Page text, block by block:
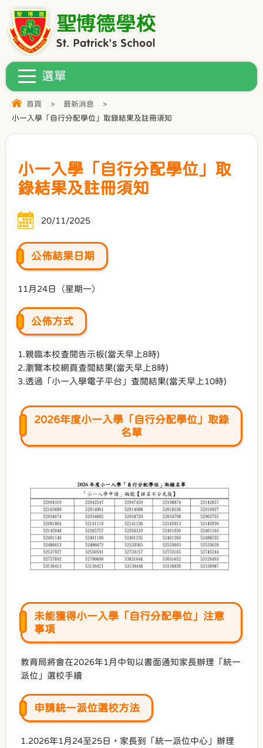
首頁 > 最新消息
>
小一入學「自行分配學位」取錄結果及註冊須知
小一入學「自行分配學位」取
錄結果及註冊須知
20/11/2025
公佈結果日期
11月24日（星期一）
公佈方式
1.親臨本校查閱告示板(當天早上8時)
2.瀏覽本校網頁查閲結果(當天早上8時)
3.透過「小一入學電子平台」查閲結果(當天早上10時)
2026年度小一入學「自行分配學位」取錄
名單
未能獲得小一入學「自行分配學位」注意
事項
教育局將會在2026年1月中旬以書面通知家長辦理「統一
派位」選校手續
申請統一派位選校方法
1.2026年1月24至25日，家長到「統一派位中心」辦理